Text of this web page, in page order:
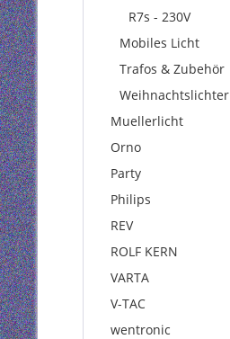
R7s - 230V
Mobiles Licht
Trafos & Zubehör
Weihnachtslichter
Muellerlicht
Orno
Party
Philips
REV
ROLF KERN
VARTA
V-TAC
wentronic